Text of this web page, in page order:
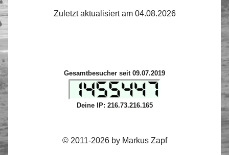
Zuletzt aktualisiert am 04.08.2026
Gesamtbesucher seit 09.07.2019
Deine IP: 216.73.216.165
© 2011-2026 by Markus Zapf